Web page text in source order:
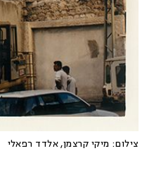
צילום: מיקי קרצמן, אלדד רפאלי